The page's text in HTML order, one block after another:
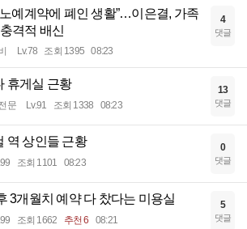
노예계약에 폐인 생활”…이은결, 가족
격적 배신
Lv.78 조회 1395 08:23
4
댓글
휴게실 근황
문 Lv.91 조회 1338 08:23
13
댓글
역 상인들 근황
조회 1101 08:23
0
댓글
3개월치 예약 다 찼다는 미용실
조회 1662 추천 6 08:21
5
댓글